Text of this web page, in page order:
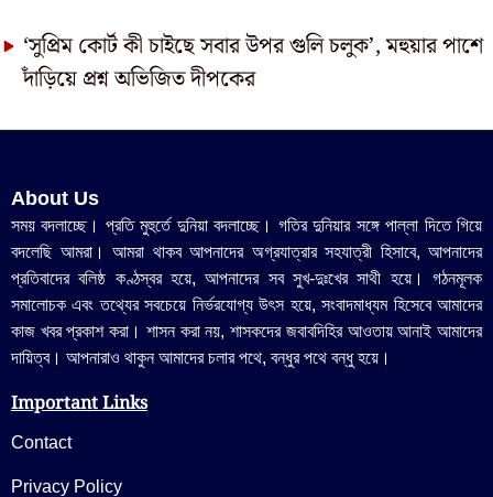
‘সুপ্রিম কোর্ট কী চাইছে সবার উপর গুলি চলুক’, মহুয়ার পাশে
দাঁড়িয়ে প্রশ্ন অভিজিত দীপকের
About Us
সময় বদলাচ্ছে। প্রতি মুহুর্তে দুনিয়া বদলাচ্ছে। গতির দুনিয়ার সঙ্গে পাল্লা দিতে গিয়ে
বদলেছি আমরা। আমরা থাকব আপনাদের অগ্রযাত্রার সহযাত্রী হিসাবে, আপনাদের
প্রতিবাদের বলিষ্ঠ কণ্ঠস্বর হয়ে, আপনাদের সব সুখ-দুঃখের সাথী হয়ে। গঠনমূলক
সমালোচক এবং তথ্যের সবচেয়ে নির্ভরযোগ্য উ‍ৎস হয়ে, সংবাদমাধ্যম হিসেবে আমাদের
কাজ খবর প্রকাশ করা। শাসন করা নয়, শাসকদের জবাবদিহির আওতায় আনাই আমাদের
দায়িত্ব। আপনারাও থাকুন আমাদের চলার পথে, বন্ধুর পথে বন্ধু হয়ে।
Important Links
Contact
Privacy Policy